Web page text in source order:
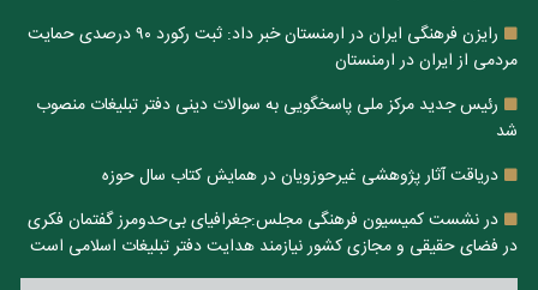
رایزن فرهنگی ایران در ارمنستان خبر داد: ثبت رکورد ۹۰ درصدی حمایت
مردمی از ایران در ارمنستان
رئیس جدید مرکز ملی پاسخگویی به سوالات دینی دفتر تبلیغات منصوب
شد
دریاقت آثار پژوهشی غیرحوزویان در همایش کتاب سال حوزه
در نشست کمیسیون فرهنگی مجلس:جغرافیای بی‌حدومرز گفتمان فکری
در فضای حقیقی و مجازی کشور نیازمند هدایت دفتر تبلیغات اسلامی است